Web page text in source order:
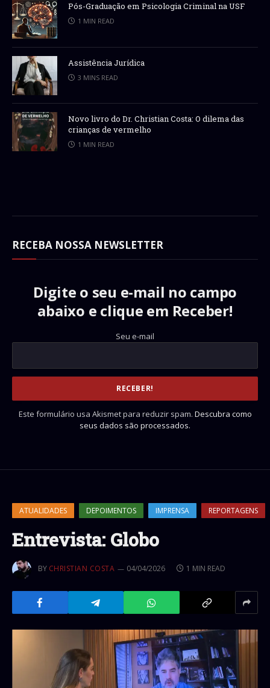
Pós-Graduação em Psicologia Criminal na USF
1 MIN READ
Assistência Jurídica
3 MINS READ
Novo livro do Dr. Christian Costa: O dilema das
crianças de vermelho
1 MIN READ
RECEBA NOSSA NEWSLETTER
Digite o seu e-mail no campo
abaixo e clique em Receber!
Seu e-mail
Este formulário usa Akismet para reduzir spam. Descubra como
seus dados são processados.
ATUALIDADES DEPOIMENTOS IMPRENSA REPORTAGENS
Entrevista: Globo
BY CHRISTIAN COSTA 04/04/2026 1 MIN READ